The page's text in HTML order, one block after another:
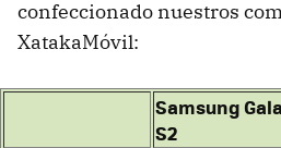
confeccionado nuestros
XatakaMóvil:
Samsung
S2